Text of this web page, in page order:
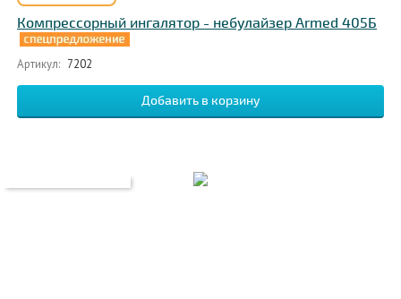
Компрессорный ингалятор - небулайзер Armed 405Б
Артикул: 7202